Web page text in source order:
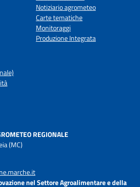
Notiziario agrometeo
Carte tematiche
Monitoraggi
Produzione Integrata
REGIONALE
(MC)
nel Settore Agroalimentare e della